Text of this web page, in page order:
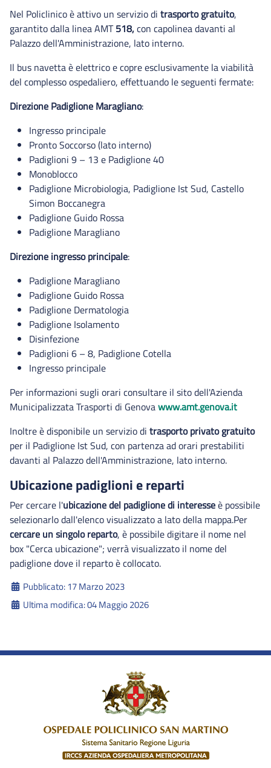
Pronto soccorso DEA
Nel Policlinico è attivo un servizio di trasporto gratuito,
garantito dalla linea AMT518,con capolinea davanti al
Palazzo dell'Amministrazione, lato interno.
Il bus navetta è elettrico e copre esclusivamente la viabilità
del complesso ospedaliero, effettuando le seguenti fermate:
Direzione Padiglione Maragliano:
Ingresso principale
Pronto Soccorso (lato interno)
Padiglioni 9 – 13 e Padiglione 40
Monoblocco
Padiglione Microbiologia, Padiglione Ist Sud, Castello
Simon Boccanegra
Padiglione Guido Rossa
Padiglione Maragliano
Direzione ingresso principale:
Padiglione Maragliano
Padiglione Guido Rossa
Padiglione Dermatologia
Padiglione Isolamento
Disinfezione
Padiglioni 6 – 8, Padiglione Cotella
Ingresso principale
Per informazioni sugli orari consultare il sito dell'Azienda
Municipalizzata Trasporti di Genovawww.amt.genova.it
Inoltre è disponibile un servizio di trasporto privato gratuito
per il Padiglione Ist Sud, con partenza ad orari prestabiliti
davanti al Palazzo dell'Amministrazione, lato interno.
Ubicazione padiglioni e reparti
Per cercare l'ubicazione del padiglione di interesseè possibile
selezionarlo dall'elenco visualizzato a lato della mappa.Per
cercare un singolo reparto, è possibile digitare il nome nel
box "Cerca ubicazione"; verrà visualizzato il nome del
padiglione dove il reparto è collocato.
Dettagli
Pubblicato: 17 Marzo 2023
Ultima modifica: 04 Maggio 2026